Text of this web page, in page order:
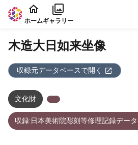
本文に飛ぶ
ホームギャラリー
木造大日如来坐像
収録元データベースで開く
文化財
収録:日本美術院彫刻等修理記録データ